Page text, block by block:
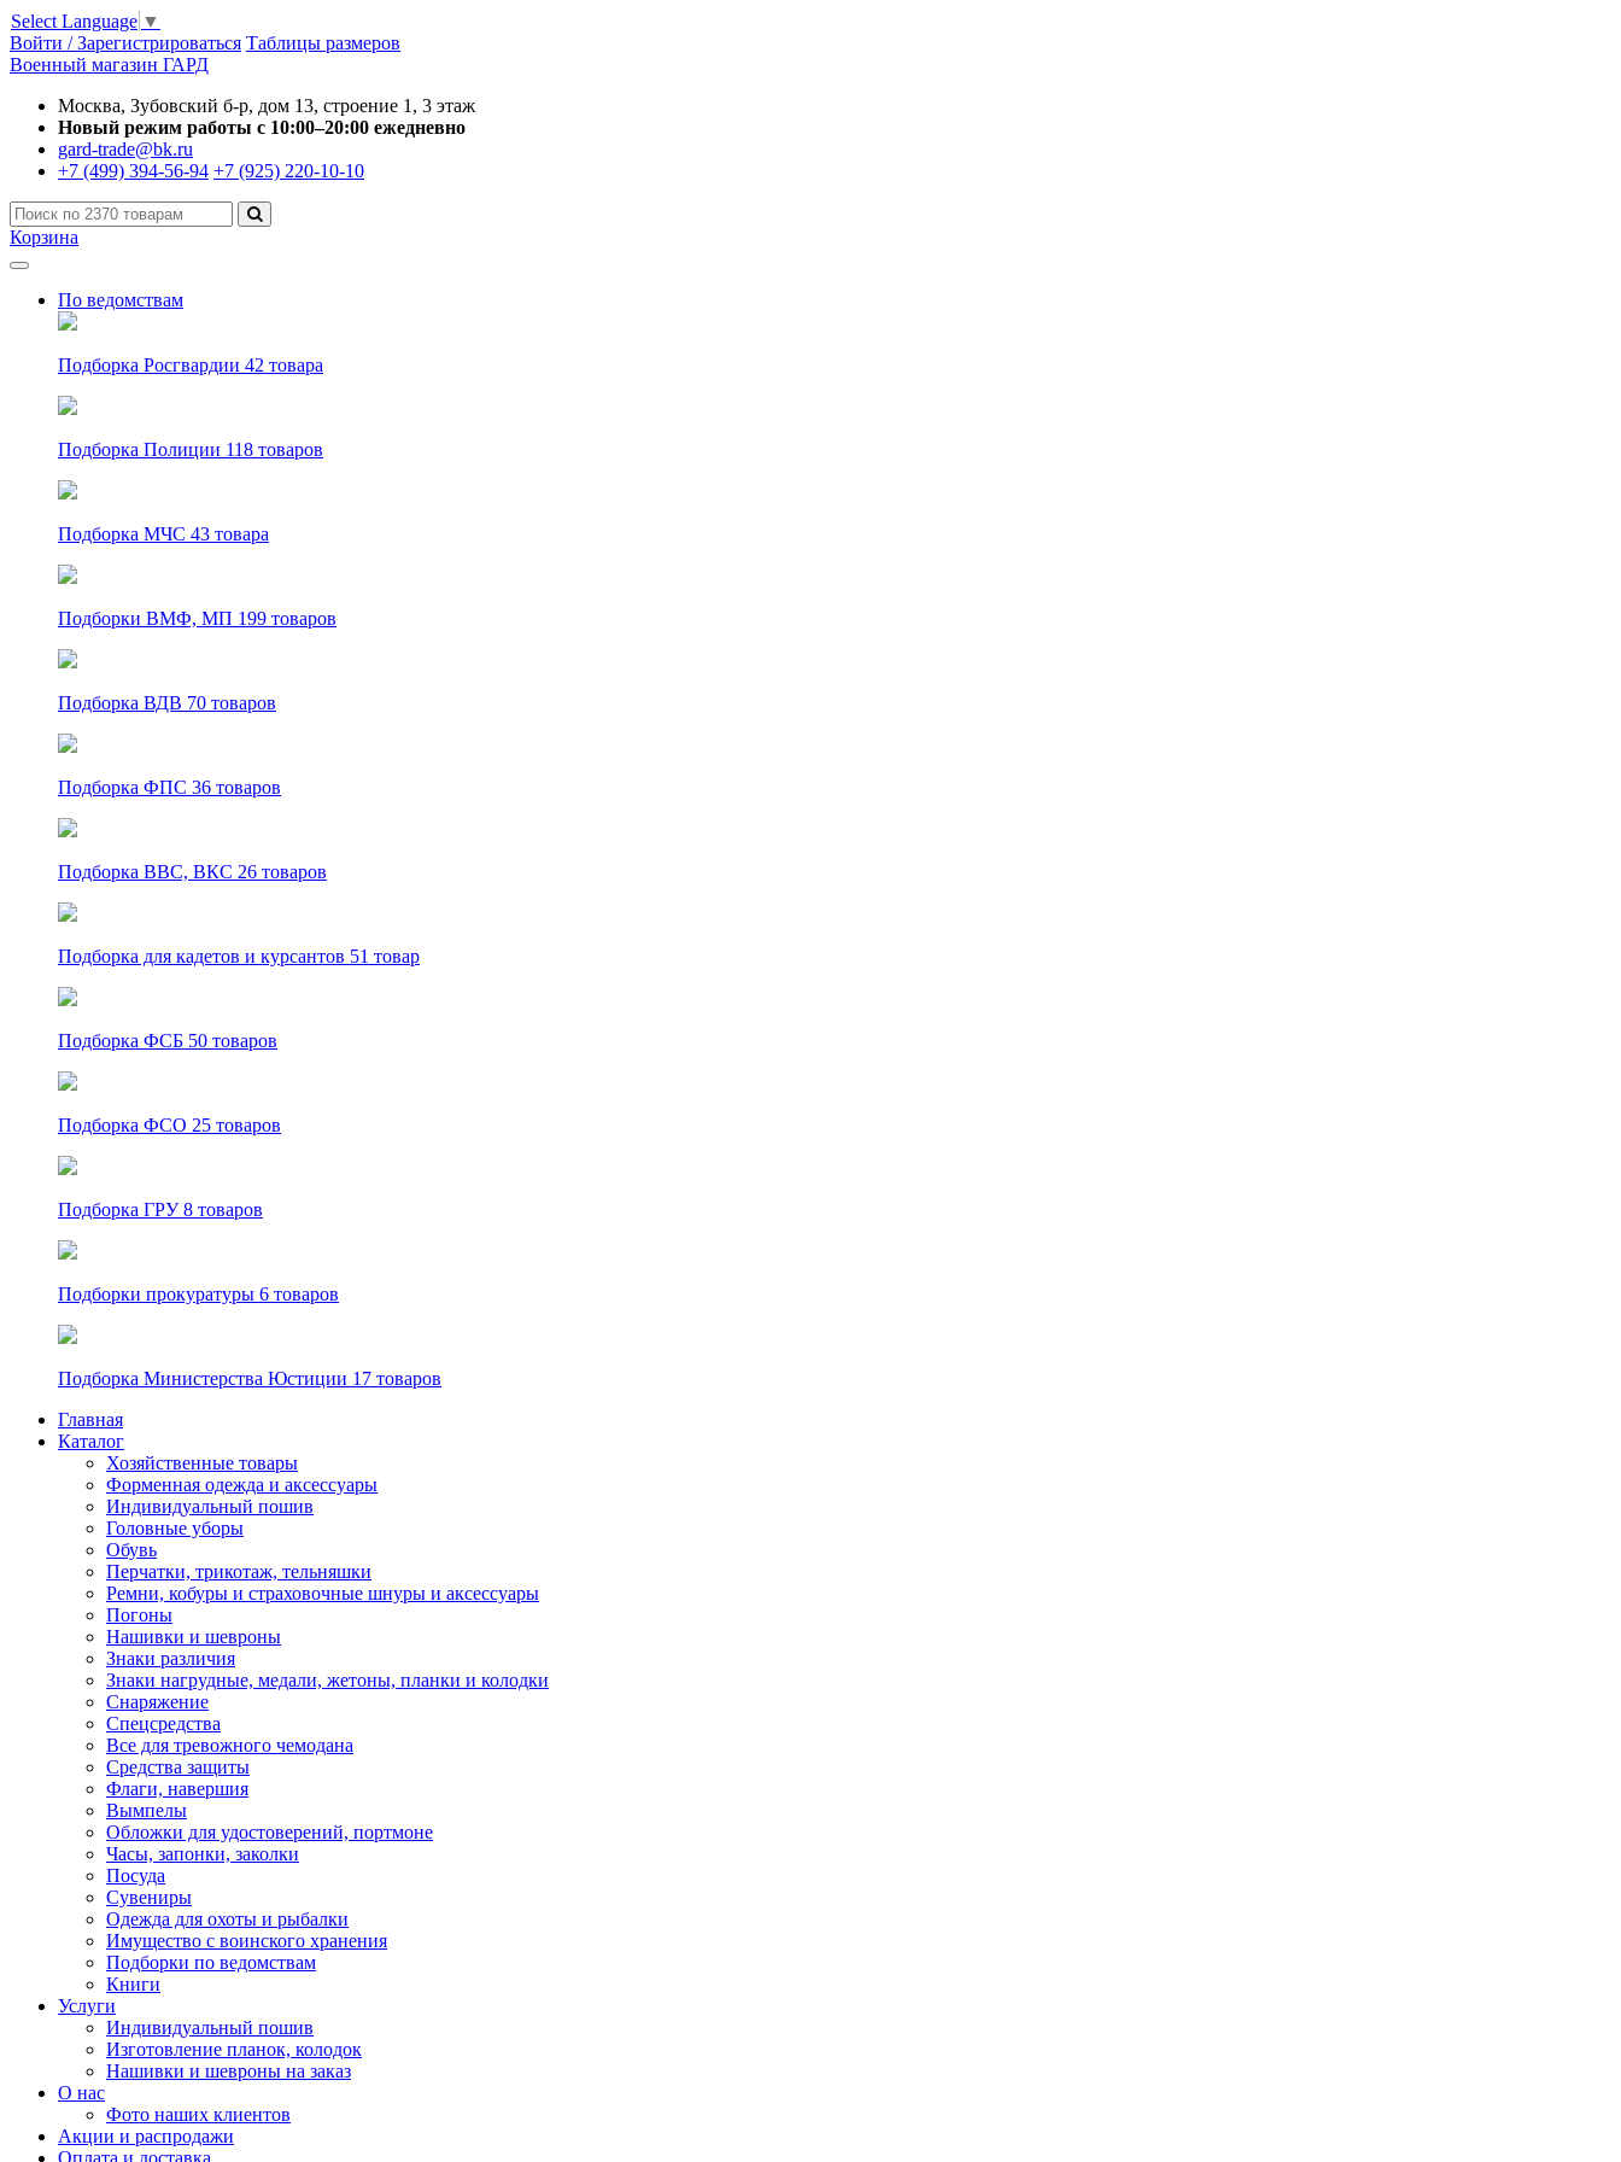
Select Language ▼
Войти / Зарегистрироваться Таблицы размеров
Военный магазин ГАРД
Москва, Зубовский б-р, дом 13, строение 1, 3 этаж
Новый режим работы с 10:00–20:00 ежедневно
gard-trade@bk.ru
+7 (499) 394-56-94 +7 (925) 220-10-10
Корзина
По ведомствам
Подборка Росгвардии 42 товара
Подборка Полиции 118 товаров
Подборка МЧС 43 товара
Подборки ВМФ, МП 199 товаров
Подборка ВДВ 70 товаров
Подборка ФПС 36 товаров
Подборка ВВС, ВКС 26 товаров
Подборка для кадетов и курсантов 51 товар
Подборка ФСБ 50 товаров
Подборка ФСО 25 товаров
Подборка ГРУ8 товаров
Подборки прокуратуры 6 товаров
Подборка Министерства Юстиции 17 товаров
Главная
Каталог
Хозяйственные товары
Форменная одежда и аксессуары
Индивидуальный пошив
Головные уборы
Обувь
Перчатки, трикотаж, тельняшки
Ремни, кобуры и страховочные шнуры и аксессуары
Погоны
Нашивки и шевроны
Знаки различия
Знаки нагрудные, медали, жетоны, планки и колодки
Снаряжение
Спецсредства
Все для тревожного чемодана
Средства защиты
Флаги, навершия
Вымпелы
Обложки для удостоверений, портмоне
Часы, запонки, заколки
Посуда
Сувениры
Одежда для охоты и рыбалки
Имущество с воинского хранения
Подборки по ведомствам
Книги
Услуги
Индивидуальный пошив
Изготовление планок, колодок
Нашивки и шевроны на заказ
О нас
Фото наших клиентов
Акции и распродажи